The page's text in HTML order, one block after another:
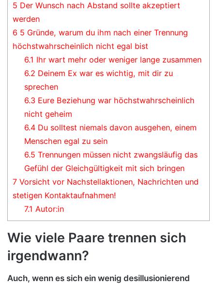
5 Der Wunsch nach Abstand sollte akzeptiert
werden
6 5 Gründe, warum du ihm nach einer Trennung
höchstwahrscheinlich nicht egal bist
6.1 Ihr wart mehr oder weniger lange zusammen
6.2 Deinem Ex war es wichtig, mit dir zu
sprechen
6.3 Eure Beziehung war höchstwahrscheinlich
nicht geheim
6.4 Du solltest niemals davon ausgehen, einem
Menschen egal zu sein
6.5 Trennungen müssen nicht zwangsläufig das
Gefühl der Gleichgültigkeit mit sich bringen
7 Vorsicht vor Nachstellaktionen, Nachrichten und
stetigen Kontaktaufnahmen!
7.1 Autor:in
Wie viele Paare trennen sich
irgendwann?
Auch, wenn es sich ein wenig desillusionierend